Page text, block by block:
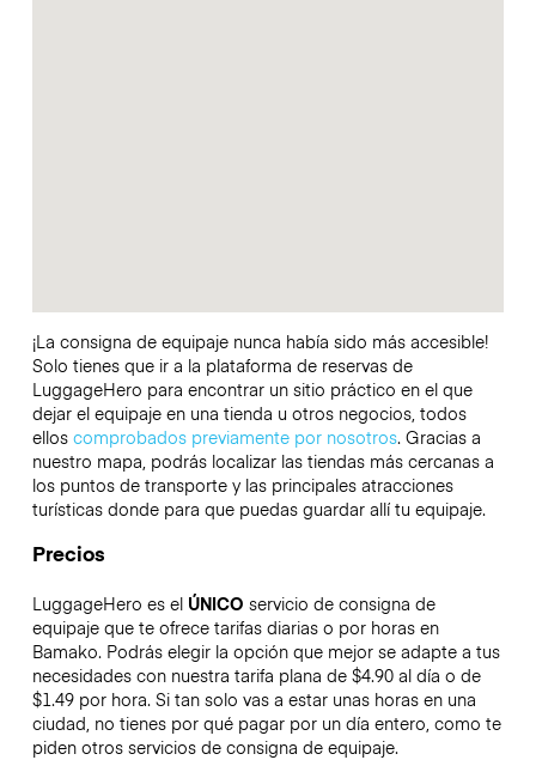
¡La consigna de equipaje nunca había sido más accesible!
Solo tienes que ir a la plataforma de reservas de
LuggageHero para encontrar un sitio práctico en el que
dejar el equipaje en una tienda u otros negocios, todos
ellos comprobados previamente por nosotros. Gracias a
nuestro mapa, podrás localizar las tiendas más cercanas a
los puntos de transporte y las principales atracciones
turísticas donde para que puedas guardar allí tu equipaje.
Precios
LuggageHero es el ÚNICO servicio de consigna de
equipaje que te ofrece tarifas diarias o por horas en
Bamako. Podrás elegir la opción que mejor se adapte a tus
necesidades con nuestra tarifa plana de $4.90 al día o de
$1.49 por hora. Si tan solo vas a estar unas horas en una
ciudad, no tienes por qué pagar por un día entero, como te
piden otros servicios de consigna de equipaje.